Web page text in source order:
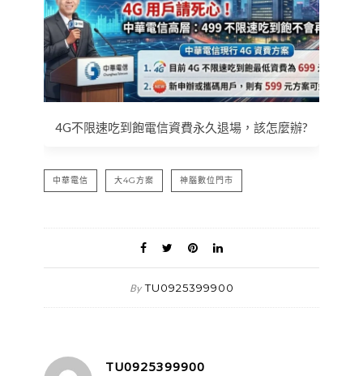
4G不限速吃到飽電信資費永久退場，該怎麼辦?
中華電信 大4G方案 神腦數位門市
By TU0925399900
TU0925399900